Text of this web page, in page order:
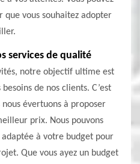
vous souhaitez adopter
services de qualité
notre objectif ultime est
de nos clients. C’est
évertuons à proposer
prix. Nous pouvons
à votre budget pour
Que vous ayez un budget